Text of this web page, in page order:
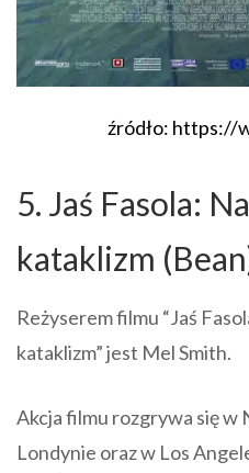
źródło: https://
5. Jaś Fasola:
kataklizm
Reżyserem filmu “Jaś
kataklizm” jest Mel Smith.
Akcja filmu rozgrywa się w
Londynie oraz w Los